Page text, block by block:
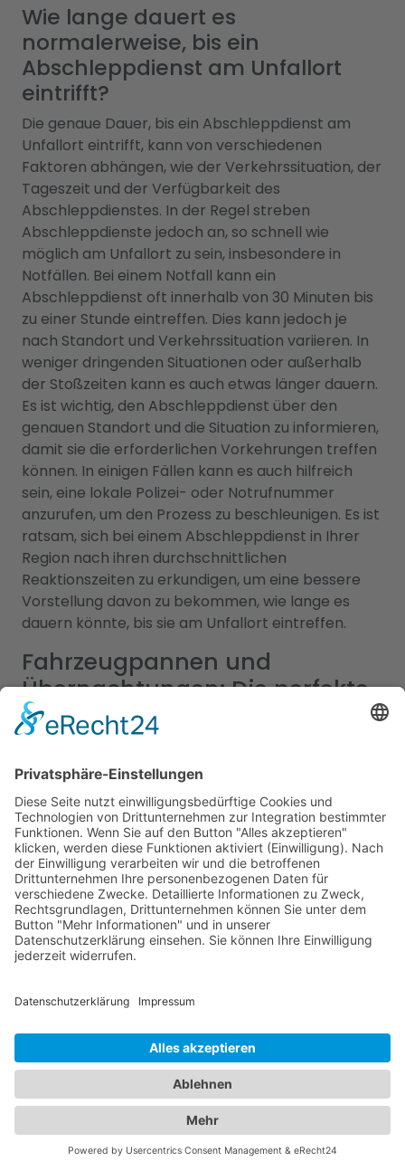
Wie lange dauert es
normalerweise, bis ein
Abschleppdienst am Unfallort
eintrifft?
Die genaue Dauer, bis ein Abschleppdienst am
Unfallort eintrifft, kann von verschiedenen
Faktoren abhängen, wie der Verkehrssituation, der
Tageszeit und der Verfügbarkeit des
Abschleppdienstes. In der Regel streben
Abschleppdienste jedoch an, so schnell wie
möglich am Unfallort zu sein, insbesondere in
Notfällen. Bei einem Notfall kann ein
Abschleppdienst oft innerhalb von 30 Minuten bis
zu einer Stunde eintreffen. Dies kann jedoch je
nach Standort und Verkehrssituation variieren. In
weniger dringenden Situationen oder außerhalb
der Stoßzeiten kann es auch etwas länger dauern.
Es ist wichtig, den Abschleppdienst über den
genauen Standort und die Situation zu informieren,
damit sie die erforderlichen Vorkehrungen treffen
können. In einigen Fällen kann es auch hilfreich
sein, eine lokale Polizei- oder Notrufnummer
anzurufen, um den Prozess zu beschleunigen. Es ist
ratsam, sich bei einem Abschleppdienst in Ihrer
Region nach ihren durchschnittlichen
Reaktionszeiten zu erkundigen, um eine bessere
Vorstellung davon zu bekommen, wie lange es
dauern könnte, bis sie am Unfallort eintreffen.
Fahrzeugpannen und
Übernachtungen: Die perfekte
Kombination von
Abschleppdiensten und Hotels
In unserem umfassenden Branchenportal finden
Sie nicht nur alle Informationen rund um
zuverlässige Abschleppdienste, sondern auch
detaillierte Einblicke in erstklassige Hotels. Wir
bieten Ihnen eine vielseitige Plattform, um sowohl
Ihre Mobilität im Straßenverkehr als auch Ihren
Komfort während des Aufenthalts in einemHotel
Wörthsee zu gewährleisten. Erfahren Sie mehr
über die verschiedenen Abschleppdienste in Ihrer
an professionellen Anbietern, die Ihnen im Falle
einer Fahrzeugpanne oder eines Unfalls schnell
und effizient helfen. Informieren Sie sich über ihre
Dienstleistungen, Erreichbarkeit und
Kundenerfahrungen, um die beste Wahl für Ihre
Bedürfnisse zu treffen. Gleichzeitig bieten wir Ihnen
umfangreiche Informationen zu erstklassigen
Hotels. Egal ob Sie nach einem luxuriösen Resort,